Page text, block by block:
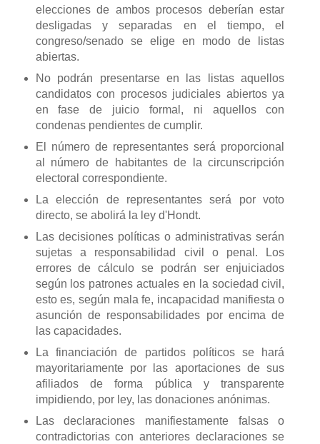
elecciones de ambos procesos deberían estar
desligadas y separadas en el tiempo, el
congreso/senado se elige en modo de listas
abiertas.
No podrán presentarse en las listas aquellos
candidatos con procesos judiciales abiertos ya
en fase de juicio formal, ni aquellos con
condenas pendientes de cumplir.
El número de representantes será proporcional
al número de habitantes de la circunscripción
electoral correspondiente.
La elección de representantes será por voto
directo, se abolirá la ley d'Hondt.
Las decisiones políticas o administrativas serán
sujetas a responsabilidad civil o penal. Los
errores de cálculo se podrán ser enjuiciados
según los patrones actuales en la sociedad civil,
esto es, según mala fe, incapacidad manifiesta o
asunción de responsabilidades por encima de
las capacidades.
La financiación de partidos políticos se hará
mayoritariamente por las aportaciones de sus
afiliados de forma pública y transparente
impidiendo, por ley, las donaciones anónimas.
Las declaraciones manifiestamente falsas o
contradictorias con anteriores declaraciones se